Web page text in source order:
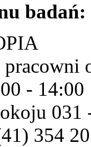
badań:
pracowni
- 14:00
031
354